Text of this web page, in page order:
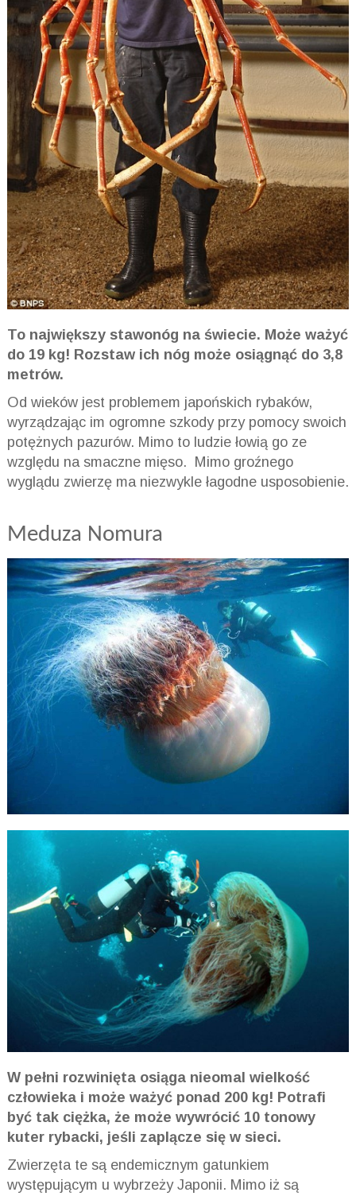
To największy stawonóg na świecie. Może ważyć
do 19 kg! Rozstaw ich nóg może osiągnąć do 3,8
metrów.
Od wieków jest problemem japońskich rybaków,
wyrządzając im ogromne szkody przy pomocy swoich
potężnych pazurów. Mimo to ludzie łowią go ze
względu na smaczne mięso. Mimo groźnego
wyglądu zwierzę ma niezwykle łagodne usposobienie.
Meduza Nomura
W pełni rozwinięta osiąga nieomal wielkość
człowieka i może ważyć ponad 200 kg! Potrafi
być tak ciężka, że może wywrócić 10 tonowy
kuter rybacki, jeśli zaplącze się w sieci.
Zwierzęta te są endemicznym gatunkiem
występującym u wybrzeży Japonii. Mimo iż są